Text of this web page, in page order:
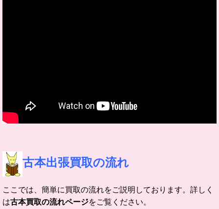
古本出張買取の流れ
ここでは、簡単に買取の流れをご説明しております。詳しく
は古本買取の流れページをご覧ください。